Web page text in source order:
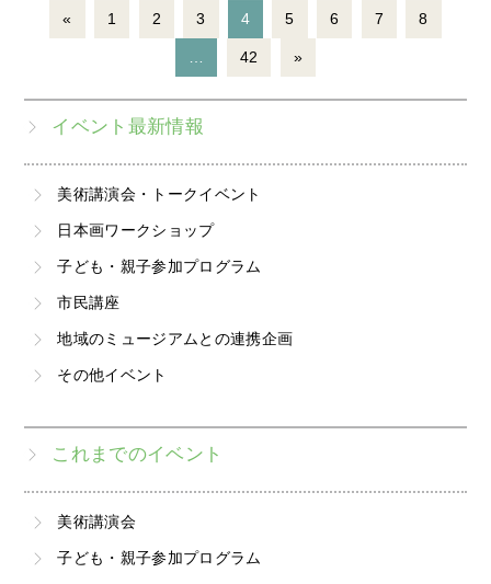
« 1 2 3 4 5 6 7 8
… 42 »
イベント最新情報
美術講演会・トークイベント
日本画ワークショップ
子ども・親子参加プログラム
市民講座
地域のミュージアムとの連携企画
その他イベント
これまでのイベント
美術講演会
子ども・親子参加プログラム